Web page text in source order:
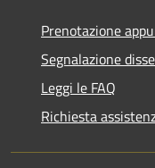
Prenotazione
Segnalazione
Leggi le FAQ
Richiesta